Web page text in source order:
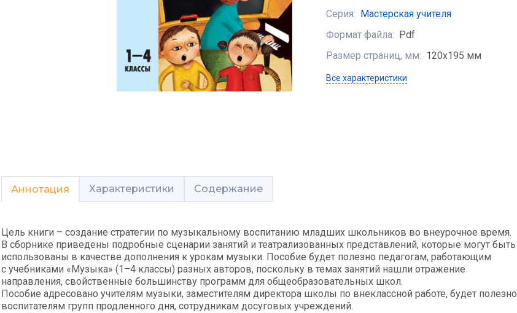
Серия:
Мастерская учителя
Формат файла:
Pdf
Размер страниц, мм: 120х195 мм
Все характеристики
Аннотация Характеристики Содержание
Цель книги – создание стратегии по музыкальному воспитанию младших школьников во внеурочное время.
В сборнике приведены подробные сценарии занятий и театрализованных представлений, которые могут быть
использованы в качестве дополнения к урокам музыки. Пособие будет полезно педагогам, работающим
с учебниками «Музыка» (1–4 классы) разных авторов, поскольку в темах занятий нашли отражение
направления, свойственные большинству программ для общеобразовательных школ.
Пособие адресовано учителям музыки, заместителям директора школы по внеклассной работе, будет полезно
воспитателям групп продленного дня, сотрудникам досуговых учреждений.